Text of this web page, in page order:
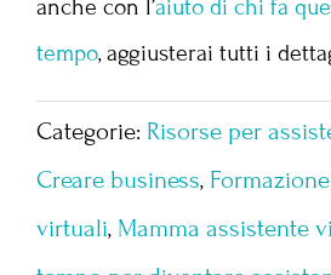
anche con l’aiuto di chi fa
tempo, aggiusterai tutti i
Categorie: Risorse per
Creare business,
virtuali, Mamma assistente